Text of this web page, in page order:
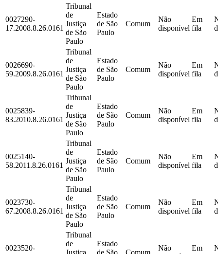
0027290-
17.2008.8.26.0161
Tribunal
de
Justiça
de São
Paulo
Estado
de São
Paulo
Comum
Não
disponível
Em
fila
0026690-
59.2009.8.26.0161
Tribunal
de
Justiça
de São
Paulo
Estado
de São
Paulo
Comum
Não
disponível
Em
fila
0025839-
83.2010.8.26.0161
Tribunal
de
Justiça
de São
Paulo
Estado
de São
Paulo
Comum
Não
disponível
Em
fila
0025140-
58.2011.8.26.0161
Tribunal
de
Justiça
de São
Paulo
Estado
de São
Paulo
Comum
Não
disponível
Em
fila
0023730-
67.2008.8.26.0161
Tribunal
de
Justiça
de São
Paulo
Estado
de São
Paulo
Comum
Não
disponível
Em
fila
0023520-
Tribunal
de
Justiça
Estado
de São
Comum
Não
Em